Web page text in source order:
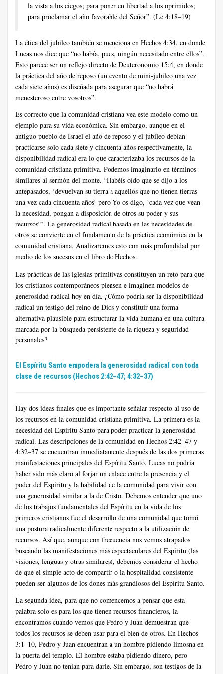
la vista a los ciegos; para poner en libertad a los oprimidos;
para proclamar el año favorable del Señor”. (Lc 4:18–19)
La ética del jubileo también se menciona en Hechos 4:34, en donde
Lucas nos dice que “no había, pues, ningún necesitado entre ellos”.
Esto parece ser un reflejo directo de Deuteronomio 15:4, en donde
la práctica del año de reposo (un evento de mini-jubileo una vez
cada siete años) es diseñada para asegurar que “no habrá
menesteroso entre vosotros”.
Es correcto que la comunidad cristiana vea este modelo como un
ejemplo para su vida económica. Sin embargo, aunque en el
antiguo pueblo de Israel el año de reposo y el jubileo debían
practicarse solo cada siete y cincuenta años respectivamente, la
disponibilidad radical era lo que caracterizaba los recursos de la
comunidad cristiana primitiva. Podemos imaginarlo en términos
similares al sermón del monte. “Habéis oído que se dijo a los
antepasados, ‘devuelvan su tierra a aquellos que no tienen tierras
una vez cada cincuenta años’ pero Yo os digo, ‘cada vez que vean
la necesidad, pongan a disposición de otros su poder y sus
recursos’”. La generosidad radical basada en las necesidades de
otros se convierte en el fundamento de la práctica económica en la
comunidad cristiana. Analizaremos esto con más profundidad por
medio de los sucesos en el libro de Hechos.
Las prácticas de las iglesias primitivas constituyen un reto para que
los cristianos contemporáneos piensen e imaginen modelos de
generosidad radical hoy en día. ¿Cómo podría ser la disponibilidad
radical un testigo del reino de Dios y constituir una forma
alternativa plausible para estructurar la vida humana en una cultura
marcada por la búsqueda persistente de la riqueza y seguridad
personales?
El Espíritu Santo empodera la generosidad radical con toda
clase de recursos (Hechos 2:42–47; 4:32–37)
Hay dos ideas finales que es importante señalar respecto al uso de
los recursos en la comunidad cristiana primitiva. La primera es la
necesidad del Espíritu Santo para poder practicar la generosidad
radical. Las descripciones de la comunidad en Hechos 2:42–47 y
4:32–37 se encuentran inmediatamente después de las dos primeras
manifestaciones principales del Espíritu Santo. Lucas no podría
haber sido más claro al forjar un enlace entre la presencia y el
poder del Espíritu y la habilidad de la comunidad para vivir con
una generosidad similar a la de Cristo. Debemos entender que uno
de los trabajos fundamentales del Espíritu en la vida de los
primeros cristianos fue el desarrollo de una comunidad que tomó
una postura radicalmente diferente respecto a la utilización de
recursos. Así que, aunque con frecuencia nos vemos atrapados
buscando las manifestaciones más espectaculares del Espíritu (las
visiones, lenguas y otras similares), debemos considerar el hecho
de que el simple acto de compartir o la hospitalidad consistente
pueden ser algunos de los dones más grandiosos del Espíritu Santo.
La segunda idea, para que no comencemos a pensar que esta
palabra solo es para los que tienen recursos financieros, la
encontramos cuando vemos que Pedro y Juan demuestran que
todos los recursos se deben usar para el bien de otros. En Hechos
3:1–10, Pedro y Juan encuentran a un hombre pidiendo limosna en
la puerta del templo. El hombre estaba pidiendo dinero, pero
Pedro y Juan no tenían para darle. Sin embargo, son testigos de la